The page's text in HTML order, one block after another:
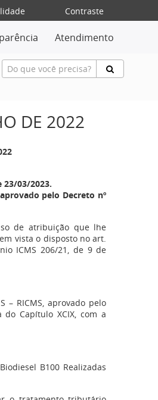
Contraste
Atendimento
DE 2022
03/2023.
pelo Decreto nº
de atribuição que lhe
vista o disposto no art.
ICMS 206/21, de 9 de
– RICMS, aprovado pelo
Capítulo XCIX, com a
B100 Realizadas